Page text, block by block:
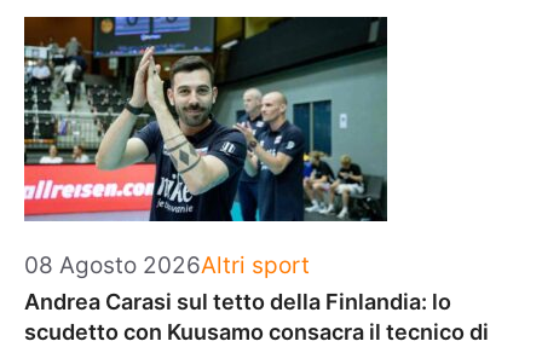
08 Agosto 2026Categorie
Altri sport
Andrea Carasi sul tetto della Finlandia: lo
scudetto con Kuusamo consacra il tecnico di